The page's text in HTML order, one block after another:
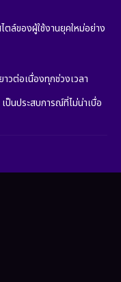
ล์ของผู้ใช้งานยุคใหม่อย่าง
วต่อเนื่องทุกช่วงเวลา
ป็นประสบการณ์ที่ไม่น่าเบื่อ